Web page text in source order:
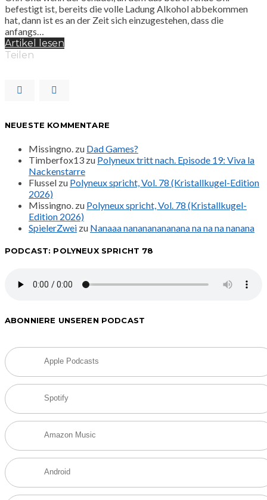
befestigt ist, bereits die volle Ladung Alkohol abbekommen
hat, dann ist es an der Zeit sich einzugestehen, dass die
anfangs…
Artikel lesen
Teilen
NEUESTE KOMMENTARE
Missingno. zu Dad Games?
Timberfox13 zu Polyneux tritt nach. Episode 19: Viva la
Nackenstarre
Flussel zu Polyneux spricht, Vol. 78 (Kristallkugel-Edition
2026)
Missingno. zu Polyneux spricht, Vol. 78 (Kristallkugel-
Edition 2026)
SpielerZwei zu Nanaaa nanananananana na na na nanana
PODCAST: POLYNEUX SPRICHT 78
ABONNIERE UNSEREN PODCAST
Apple Podcasts
Spotify
Amazon Music
Android